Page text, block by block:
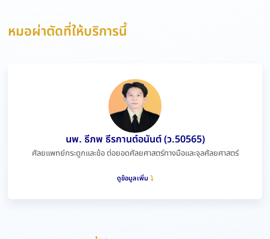
หมอผ่าตัดที่ให้บริการนี้
นพ. ธีภพ ธีรกานต์อนันต์ (ว.50565)
ศัลยแพทย์กระดูกและข้อ ต่อยอดศัลยศาสตร์ทางมือและจุลศัลยศาสตร์
ดูข้อมูลเพิ่ม